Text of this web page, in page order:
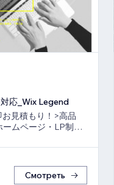
応_Wix Legend
見積もり！>高品
ムページ・LP制作
Смотреть